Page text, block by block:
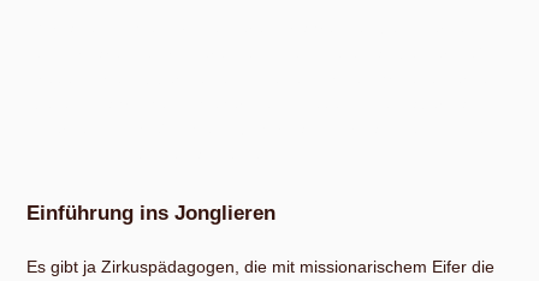
Einführung ins Jonglieren
Es gibt ja Zirkuspädagogen, die mit missionarischem Eifer die